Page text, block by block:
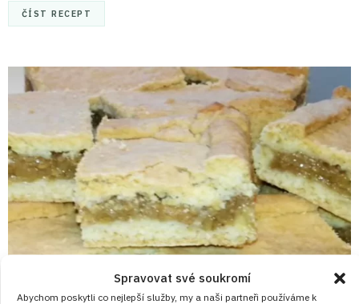
Spravovat své soukromí
Abychom poskytli co nejlepší služby, my a naši partneři používáme k
ČÍST RECEPT